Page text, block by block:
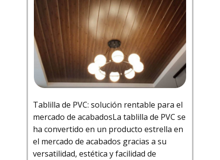
Tablilla de PVC: solución rentable para el
mercado de acabadosLa tablilla de PVC se
ha convertido en un producto estrella en
el mercado de acabados gracias a su
versatilidad, estética y facilidad de